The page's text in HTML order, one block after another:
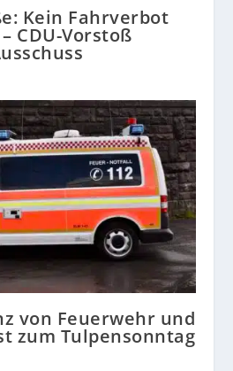
Kein Fahrverbot
CDU-Vorstoß
von Feuerwehr und
zum Tulpensonntag